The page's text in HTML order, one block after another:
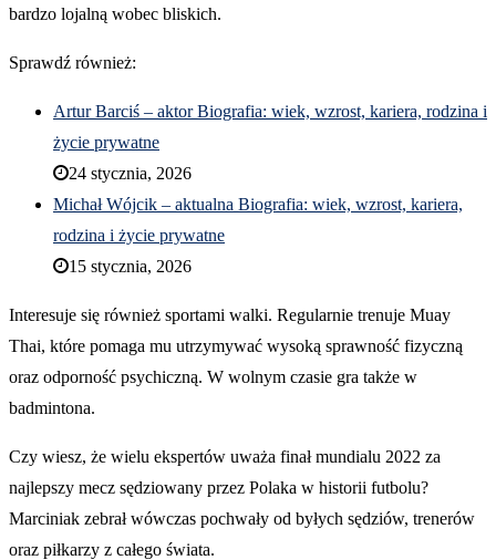
bardzo lojalną wobec bliskich.
Sprawdź również:
Artur Barciś – aktor Biografia: wiek, wzrost, kariera, rodzina i
życie prywatne
24 stycznia, 2026
Michał Wójcik – aktualna Biografia: wiek, wzrost, kariera,
rodzina i życie prywatne
15 stycznia, 2026
Interesuje się również sportami walki. Regularnie trenuje Muay
Thai, które pomaga mu utrzymywać wysoką sprawność fizyczną
oraz odporność psychiczną. W wolnym czasie gra także w
badmintona.
Czy wiesz, że wielu ekspertów uważa finał mundialu 2022 za
najlepszy mecz sędziowany przez Polaka w historii futbolu?
Marciniak zebrał wówczas pochwały od byłych sędziów, trenerów
oraz piłkarzy z całego świata.